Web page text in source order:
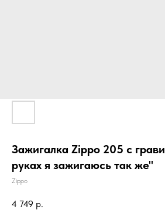
Зажигалка Zippo 205 с
руках я зажигаюсь так же"
Zippo
4 749 р.